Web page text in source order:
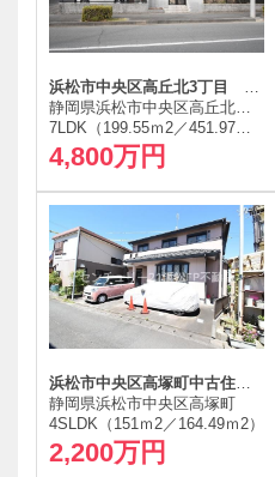
浜松市中央区高丘北3丁目 中古住宅
静岡県浜松市中央区高丘北３丁目
7LDK（199.55ｍ2／451.97ｍ
4,800万円
浜松市中央区高塚町中古住宅4SLDK2200万
静岡県浜松市中央区高塚町
4SLDK（151ｍ2／164.49ｍ2）
2,200万円